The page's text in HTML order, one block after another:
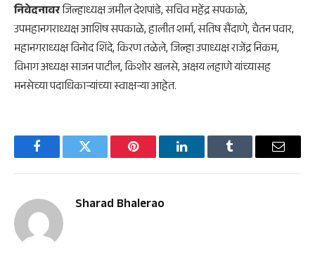
निवेदनावरजिल्हाध्यक्ष जमील देशपांडे, सचिव महेंद्र सपकाळे,
उपमहानगराध्यक्ष आशिष सपकाळे, हालीत शर्मा, सतिष सैंदाणे, चैतन पवार,
महानगराध्यक्ष विनोद शिंदे, किरण तळेले, जिल्हा उपाध्यक्ष राजेंद्र निकम,
विभाग अध्यक्ष साजन पाटील, किशोर खलसे, अक्षय लहाणे यांच्यासह
मनसेच्या पदाधिकाऱ्यांच्या स्वाक्षऱ्या आहेत.
FacebookTwitter Pinterest LinkedInTumblr Email
Sharad Bhalerao